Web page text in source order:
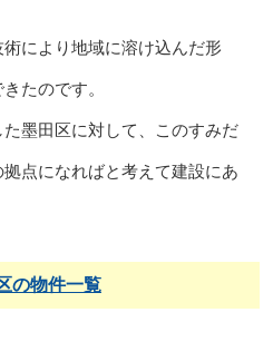
により地域に溶け込んだ形
たのです。
墨田区に対して、このすみだ
点になればと考えて建設にあ
の物件一覧